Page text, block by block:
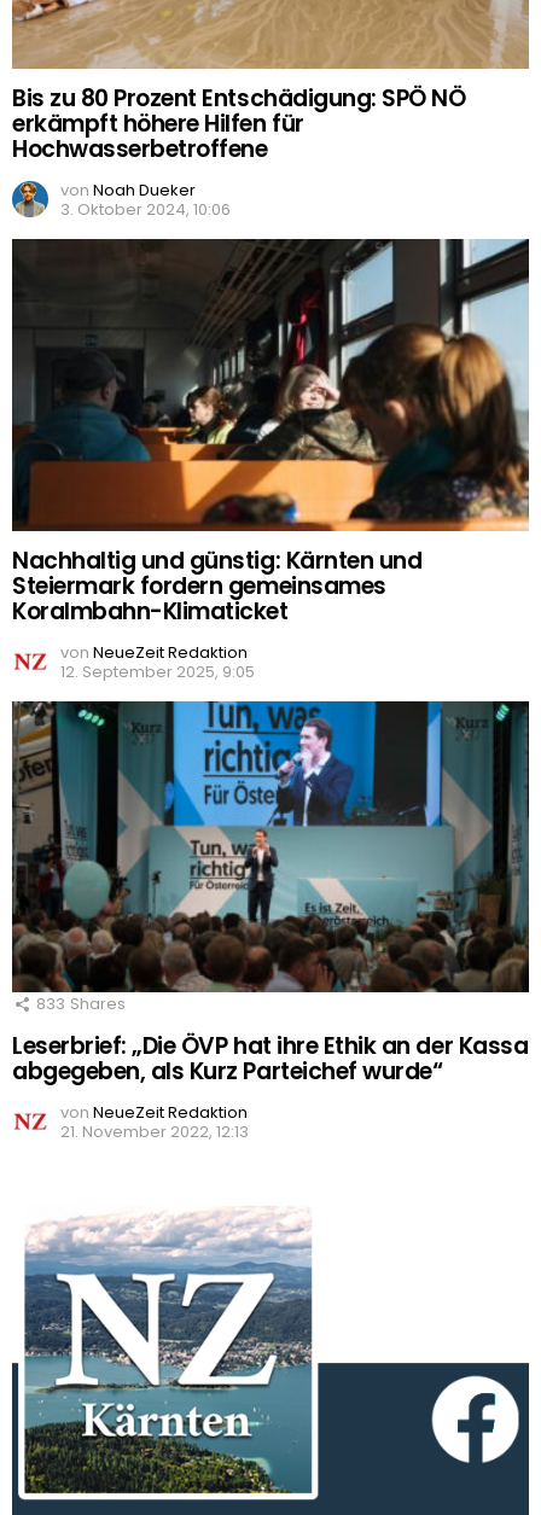
Bis zu 80 Prozent Entschädigung: SPÖ NÖ
erkämpft höhere Hilfen für
Hochwasserbetroffene
von Noah Dueker
3. Oktober 2024, 10:06
Nachhaltig und günstig: Kärnten und
Steiermark fordern gemeinsames
Koralmbahn-Klimaticket
von NeueZeit Redaktion
12. September 2025, 9:05
833 Shares
Leserbrief: „Die ÖVP hat ihre Ethik an der Kassa
abgegeben, als Kurz Parteichef wurde“
von NeueZeit Redaktion
21. November 2022, 12:13